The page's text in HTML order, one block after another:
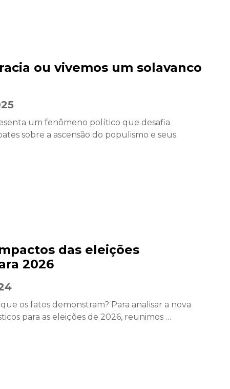
ou vivemos um solavanco
um fenômeno político que desafia
sobre a ascensão do populismo e seus
das eleições
2026
os fatos demonstram? Para analisar a nova
para as eleições de 2026, reunimos …